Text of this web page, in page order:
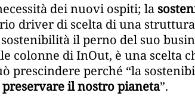
dei nuovi ospiti; la
driver di scelta di una struttura.
il perno del suo
colonne di InOut, è una scelta
prescindere perché “la
preservare il nostro pianeta”.